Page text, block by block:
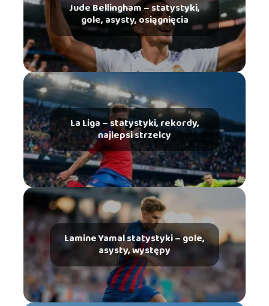
Jude Bellingham – statystyki,
gole, asysty, osiągnięcia
La Liga – statystyki, rekordy,
najlepsi strzelcy
Lamine Yamal statystyki – gole,
asysty, występy